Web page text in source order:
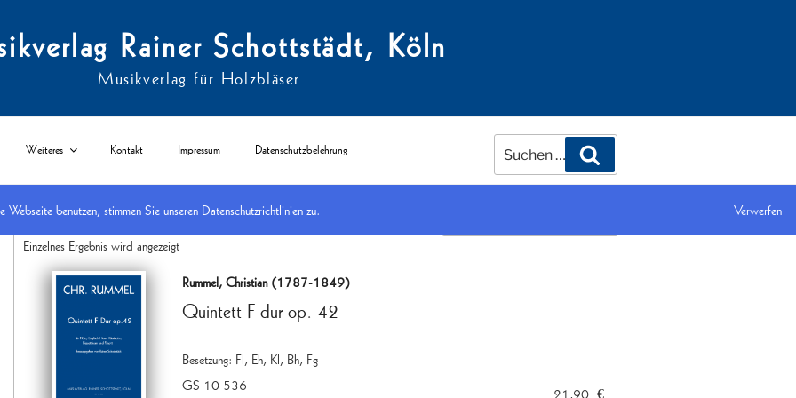
Rainer Schottstädt, Köln
Musikverlag für Holzbläser
Weiteres Kontakt Impressum Datenschutzbelehrung
nach:
Start/nach Besetzungen/ Flöte / Fl, Eh, Kl, Bh, Fg
Einzelnes Ergebnis wird angezeigt
Rummel, Christian (1787-1849)
Quintett F-dur op. 42
Besetzung: Fl, Eh, Kl, Bh, Fg
GS 10 536
21,90€
benutzen, stimmen Sie unseren Datenschutzrichtlinien zu. Verwerfen